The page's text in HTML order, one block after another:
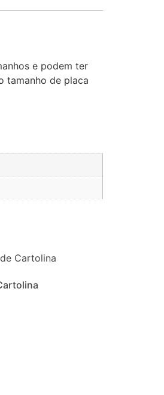
e podem ter
tamanho de placa